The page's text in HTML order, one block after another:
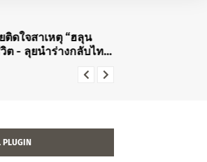
แม่มาทวงคืนบัลลังก์! ‘ทิฟฟานี ยัง
ปักหมุดไทยแลนด์ ฉลอง 10 ปีเดบิ
Young: Edge of Calm Tour in
PLUGIN